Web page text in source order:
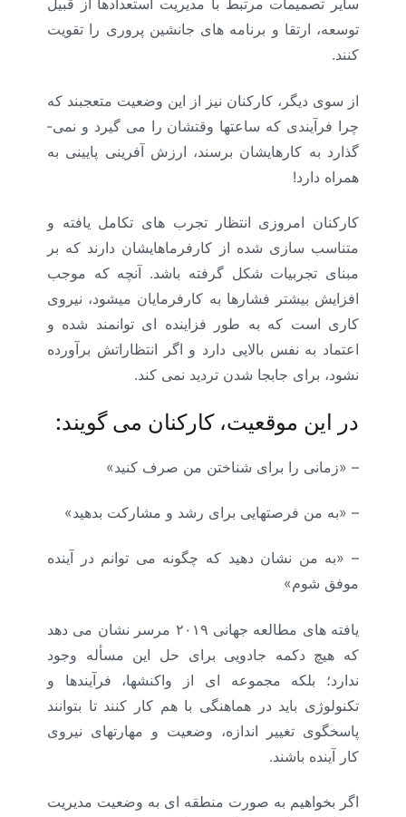
سایر تصمیمات مرتبط با مدیریت استعدادها از قبیل
توسعه، ارتقا و برنامه­ های جانشین­ پروری را تقویت
کنند.
از سوی دیگر، کارکنان نیز از این وضعیت متعجبند که
چرا فرآیندی که ساعتها وقتشان را می­ گیرد و نمی­
گذارد به کارهایشان برسند، ارزش­ آفرینی پایینی به
همراه دارد!
کارکنان امروزی انتظار تجرب ه­ای تکامل یافته و
متناسب ­سازی شده از کارفرماهایشان دارند که بر
مبنای تجربیات شکل گرفته باشد. آنچه که موجب
افزایش بیشتر فشارها به کارفرمایان می­شود، نیروی
کاری است که به طور فزاینده­ ای توانمند شده و
اعتماد به­ نفس بالایی دارد و اگر انتظاراتش برآورده
نشود، برای جابجا شدن تردید نمی­ کند.
در این موقعیت، کارکنان می­ گویند:
– «زمانی را برای شناختن من صرف کنید»
– «به من فرصتهایی برای رشد و مشارکت بدهید»
– «به من نشان دهید که چگونه می­ توانم در آینده
موفق شوم»
یافته­ های مطالعه جهانی ۲۰۱۹ مرسر نشان می­ دهد
که هیچ دکمه جادویی برای حل این مسأله وجود
ندارد؛ بلکه مجموعه­ ای از واکنش­ها، فرآیندها و
تکنولوژی باید در هماهنگی با هم کار کنند تا بتوانند
پاسخگوی تغییر اندازه، وضعیت و مهارتهای نیروی
کار آینده باشند.
اگر بخواهیم به صورت منطقه ­ای به وضعیت مدیریت